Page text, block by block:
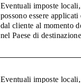
Eventuali imposte
possono essere
dal cliente al momento
nel Paese di
Eventuali imposte